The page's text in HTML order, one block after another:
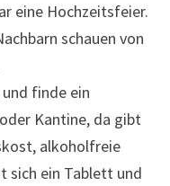
eine Hochzeitsfeier.
schauen von
finde ein
Kantine, da gibt
alkoholfreie
sich ein Tablett und